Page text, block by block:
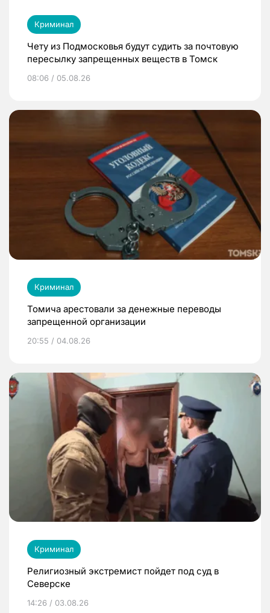
Криминал
Чету из Подмосковья будут судить за почтовую
пересылку запрещенных веществ в Томск
08:06 / 05.08.26
Криминал
Томича арестовали за денежные переводы
запрещенной организации
20:55 / 04.08.26
Криминал
Религиозный экстремист пойдет под суд в
Северске
14:26 / 03.08.26